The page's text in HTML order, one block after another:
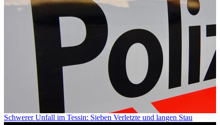
Schwerer Unfall im Tessin: Sieben Verletzte und langen Stau